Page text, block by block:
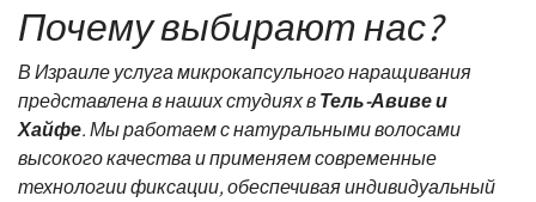
Почему выбирают нас?
В Израиле услуга микрокапсульного наращивания
представлена в наших студиях вТель-Авиве и
Хайфе. Мы работаем с натуральными волосами
высокого качества и применяем современные
технологии фиксации, обеспечивая индивидуальный